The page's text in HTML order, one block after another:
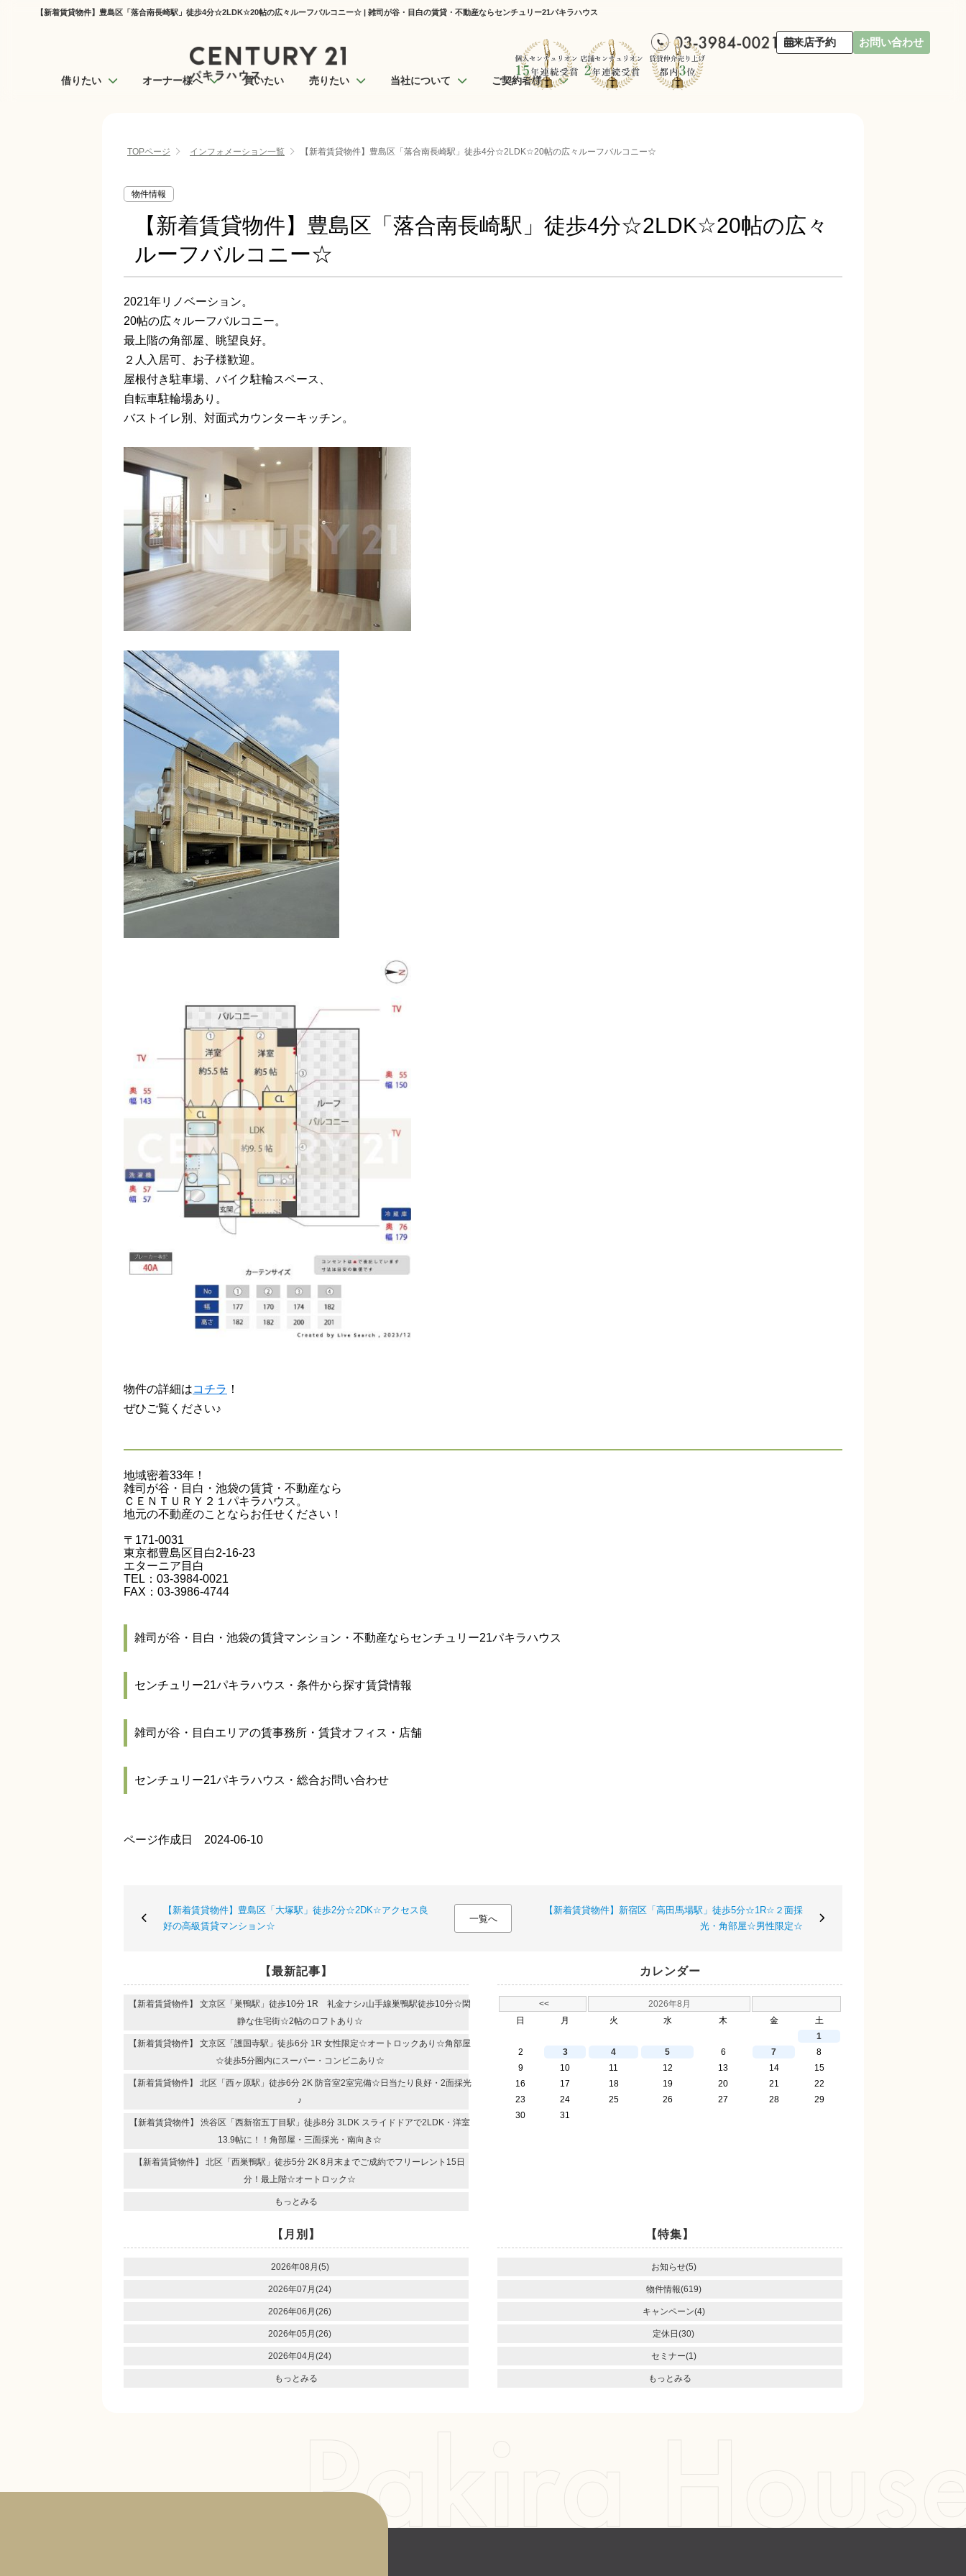
【新着賃貸物件】豊島区「落合南長崎駅」徒歩4分☆2LDK☆20帖の広々ルーフバルコニー☆ | 雑司が谷・目白の賃貸・不動産ならセンチュリー21パキラハウス
来店予約 お問い合わせ
借りたい オーナー様へ 買いたい 売りたい 当社について ご契約者様へ
TOPページ インフォメーション一覧 【新着賃貸物件】豊島区「落合南長崎駅」徒歩4分☆2LDK☆20帖の広々ルーフバルコニー☆
物件情報
【新着賃貸物件】豊島区「落合南長崎駅」徒歩4分☆2LDK☆20帖の広々
ルーフバルコニー☆
2021年リノベーション。
20帖の広々ルーフバルコニー。
最上階の角部屋、眺望良好。
２人入居可、お子様歓迎。
屋根付き駐車場、バイク駐輪スペース、
自転車駐輪場あり。
バストイレ別、対面式カウンターキッチン。
物件の詳細はコチラ ！
ぜひご覧ください♪
地域密着33年！
雑司が谷・目白・池袋の賃貸・不動産なら
ＣＥＮＴＵＲＹ２１パキラハウス。
地元の不動産のことならお任せください！
〒171-0031
東京都豊島区目白2-16-23
エターニア目白
TEL：03-3984-0021
FAX：03-3986-4744
雑司が谷・目白・池袋の賃貸マンション・不動産ならセンチュリー21パキラハウス
センチュリー21パキラハウス・条件から探す賃貸情報
雑司が谷・目白エリアの賃事務所・賃貸オフィス・店舗
センチュリー21パキラハウス・総合お問い合わせ
ページ作成日 2024-06-10
【新着賃貸物件】豊島区「大塚駅」徒歩2分☆2DK☆アクセス良
好の高級賃貸マンション☆
一覧へ
【新着賃貸物件】新宿区「高田馬場駅」徒歩5分☆1R☆２面採
光・角部屋☆男性限定☆
【最新記事】
【新着賃貸物件】 文京区「巣鴨駅」徒歩10分 1R 礼金ナシ♪山手線巣鴨駅徒歩10分☆閑
静な住宅街☆2帖のロフトあり☆
【新着賃貸物件】 文京区「護国寺駅」徒歩6分 1R 女性限定☆オートロックあり☆角部屋
☆徒歩5分圏内にスーパー・コンビニあり☆
【新着賃貸物件】 北区「西ヶ原駅」徒歩6分 2K 防音室2室完備☆日当たり良好・2面採光
♪
【新着賃貸物件】 渋谷区「西新宿五丁目駅」徒歩8分 3LDK スライドドアで2LDK・洋室
13.9帖に！！角部屋・三面採光・南向き☆
【新着賃貸物件】 北区「西巣鴨駅」徒歩5分 2K 8月末までご成約でフリーレント15日
分！最上階☆オートロック☆
もっとみる
カレンダー
<<
2026年8月
日
月 火 水 木 金
土
1
2
3 4 5 6 7
8
9
10 11 12 13 14
15
16
17 18 19 20 21
22
23
24 25 26 27 28
29
30
31
【月別】
2026年08月(5)
2026年07月(24)
2026年06月(26)
2026年05月(26)
2026年04月(24)
もっとみる
【特集】
お知らせ(5)
物件情報(619)
キャンペーン(4)
定休日(30)
セミナー(1)
もっとみる